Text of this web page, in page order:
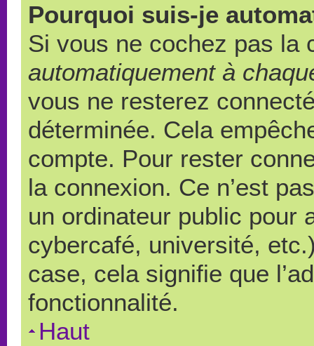
Pourquoi suis-je
Si vous ne cochez pas la
automatiquement à
vous ne resterez
déterminée. Cela
compte. Pour rester
la connexion. Ce n’est
un ordinateur public pour
cybercafé, université,
case, cela signifie que
fonctionnalité.
Haut